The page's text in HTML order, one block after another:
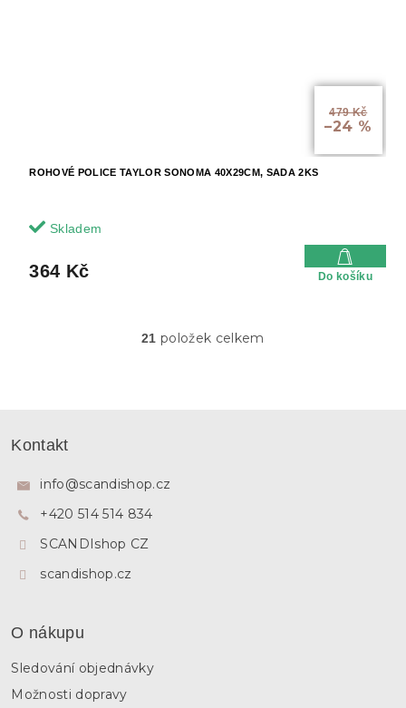
479 Kč
–24 %
ROHOVÉ POLICE TAYLOR SONOMA 40X29CM, SADA 2KS
Skladem
364 Kč Do košíku
O
21 položek celkem
Kontakt
info@scandishop.cz
+420 514 514 834
SCANDIshop CZ
scandishop.cz
O nákupu
Sledování objednávky
Možnosti dopravy